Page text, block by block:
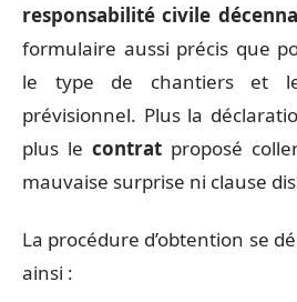
responsabilité civile
formulaire aussi précis que
le type de chantiers et le
prévisionnel. Plus la
plus le contratproposé
mauvaise surprise ni clause
La procédure d’obtention se
ainsi :